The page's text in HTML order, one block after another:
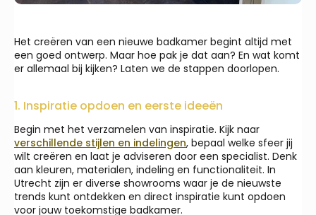
Het creëren van een nieuwe badkamer begint altijd met
een goed ontwerp. Maar hoe pak je dat aan? En wat komt
er allemaal bij kijken? Laten we de stappen doorlopen.
1. Inspiratie opdoen en eerste ideeën
Begin met het verzamelen van inspiratie. Kijk naar
verschillende stijlen en indelingen, bepaal welke sfeer jij
wilt creëren en laat je adviseren door een specialist. Denk
aan kleuren, materialen, indeling en functionaliteit. In
Utrecht zijn er diverse showrooms waar je de nieuwste
trends kunt ontdekken en direct inspiratie kunt opdoen
voor jouw toekomstige badkamer.